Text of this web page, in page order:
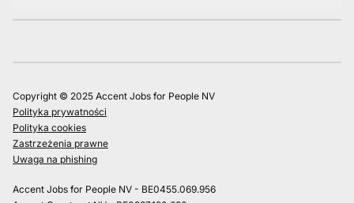
Copyright © 2025 Accent Jobs for People NV
Polityka prywatności
Polityka cookies
Zastrzeżenia prawne
Uwaga na phishing
Accent Jobs for People NV - BE0455.069.956